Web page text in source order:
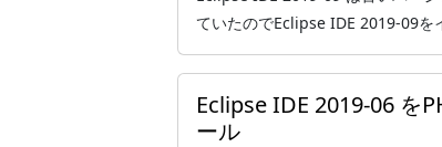
ていたのでEclipse IDE 2019-09
Eclipse IDE 2019-06 を
ール